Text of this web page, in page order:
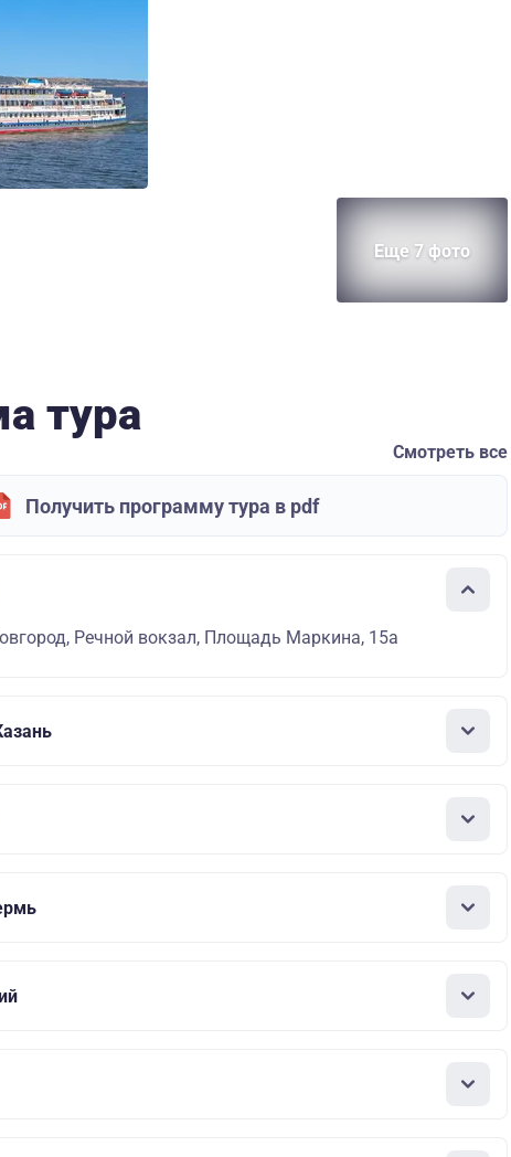
Еще 7 фото
тура
Смотреть все
Получить программу тура в pdf
Речной вокзал, Площадь Маркина, 15а